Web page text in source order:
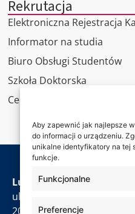
Aby zapewnić jak najlepsze
do informacji o urządzeniu.
unikalne identyfikatory na tej
funkcje.
Funkcjonalne
Preferencje
Rekrutacja
Elektroniczna Rejestracja
Informator na studia
Biuro Obsługi Studentów
Szkoła Doktorska
Centrum Studiów
Lubelska Akademia WSEI
ul. Projektowa 4
20-209 Lublin